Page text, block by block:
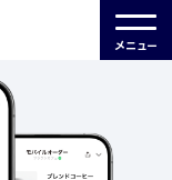
メニュー